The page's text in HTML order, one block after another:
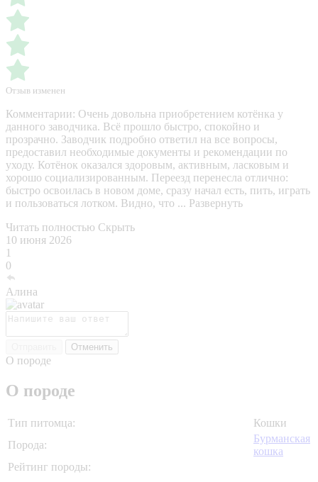
Отзыв изменен
Комментарии: Очень довольна приобретением котёнка у
данного заводчика. Всё прошло быстро, спокойно и
прозрачно. Заводчик подробно ответил на все вопросы,
предоставил необходимые документы и рекомендации по
уходу. Котёнок оказался здоровым, активным, ласковым и
хорошо социализированным. Переезд перенесла отлично:
быстро освоилась в новом доме, сразу начал есть, пить, играть
и пользоваться лотком. Видно, что ... Развернуть
Читать полностью Скрыть
10 июня 2026
1
0
Алина
Отменить
О породе
О породе
Тип питомца:
Кошки
Порода:
Бурманская
кошка
Рейтинг породы: